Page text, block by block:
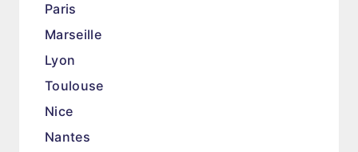
Paris
Marseille
Lyon
Toulouse
Nice
Nantes